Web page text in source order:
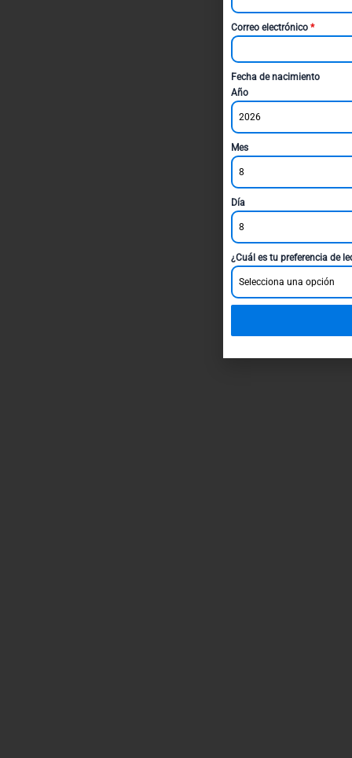
Correo electrónico *
Fecha de nacimiento
Año
2026
Mes
8
Día
8
¿Cuál es tu preferencia de
Selecciona una opción